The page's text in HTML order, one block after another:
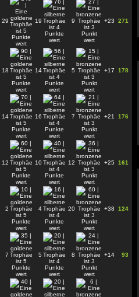
29 19 9 +23 271
18 14 5 +17 178
14 16 7 +21 176
12 10 12 +25 161
2 4 20 +38 124
7 5 8 +14 93